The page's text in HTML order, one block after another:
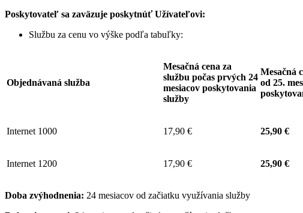
Poskytovateľ sa zaväzuje poskytnúť Užívateľovi:
Službu za cenu vo výške podľa tabuľky:
Objednávaná služba
Mesačná cena za
službu počas prvých 24
mesiacov poskytovania
služby
Mesačná
od 25.
Internet 1000 17,90 € 25,90 €
Internet 1200 17,90 € 25,90 €
Doba zvýhodnenia: 24 mesiacov od začiatku využívania služby